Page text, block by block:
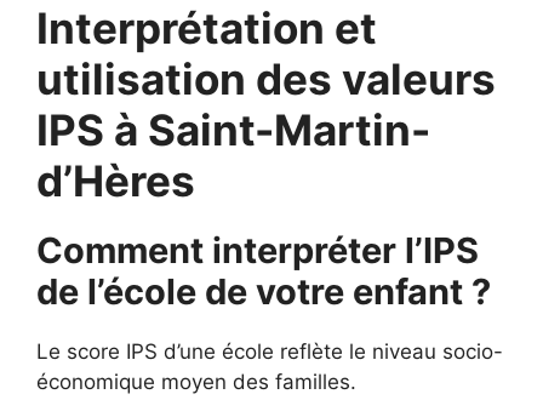
Interprétation et
utilisation des valeurs
IPS à Saint-Martin-
d’Hères
Comment interpréter l’IPS
de l’école de votre enfant ?
Le score IPS d’une école reflète le niveau socio-
économique moyen des familles.